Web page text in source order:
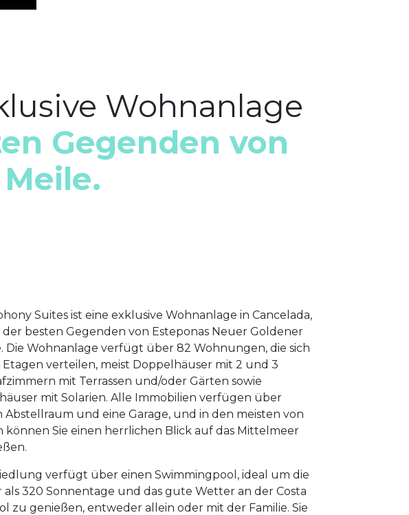
Wohnanlage
Gegenden von
Suites ist eine exklusive Wohnanlage in Cancelada,
der besten Gegenden von Esteponas Neuer Goldener
Die Wohnanlage verfügt über 82 Wohnungen, die sich
Etagen verteilen, meist Doppelhäuser mit 2 und 3
mit Terrassen und/oder Gärten sowie
mit Solarien. Alle Immobilien verfügen über
Abstellraum und eine Garage, und in den meisten von
können Sie einen herrlichen Blick auf das Mittelmeer
verfügt über einen Swimmingpool, ideal um die
als 320 Sonnentage und das gute Wetter an der Costa
zu genießen, entweder allein oder mit der Familie. Sie